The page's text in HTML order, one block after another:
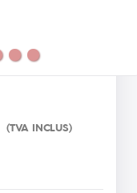
(TVA INCLUS)